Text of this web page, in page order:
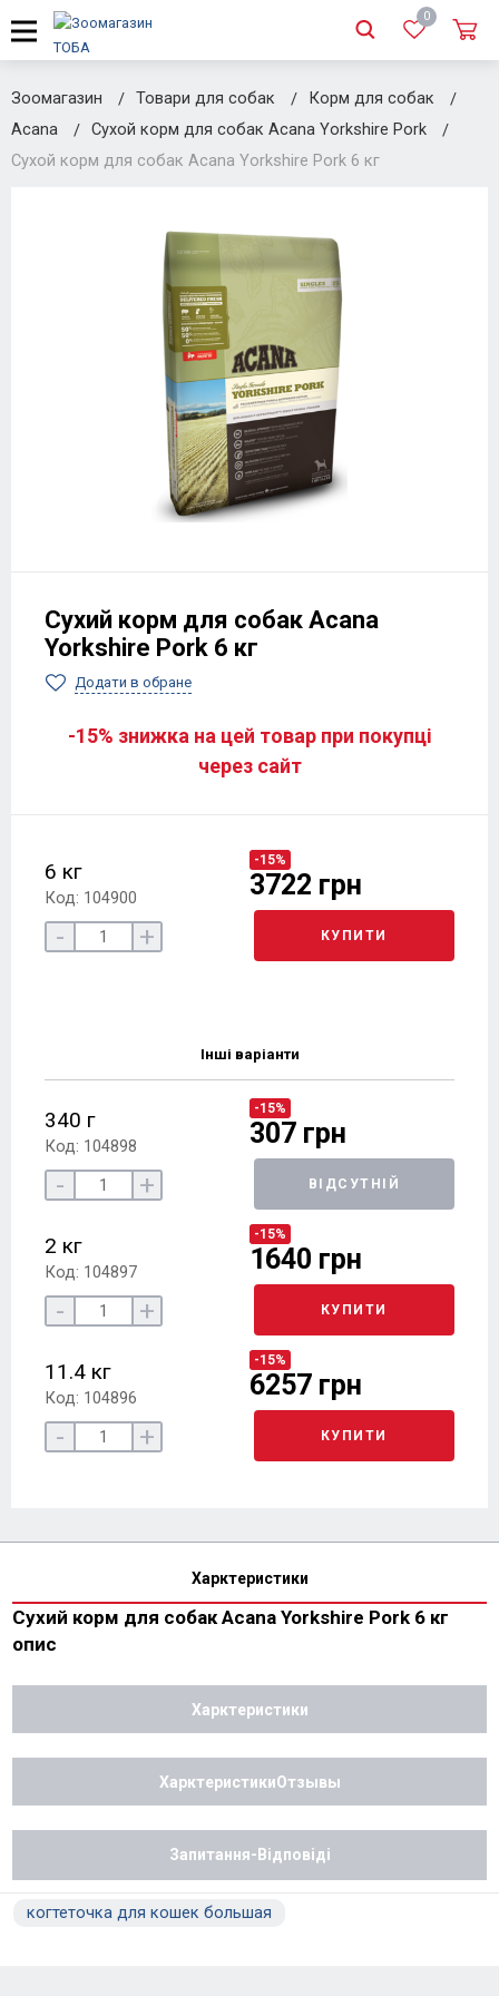
0
Зоомагазин Товари для собак
Корм для собак
Acana
Сухой корм для собак Acana Yorkshire Pork
Сухой корм для собак Acana Yorkshire Pork 6 кг
Сухий корм для собак Acana
Yorkshire Pork 6 кг
Додати в обране
-15% знижка на цей товар при покупці
через сайт
6 кг
Код: 104900
-15%
3722 грн
- + КУПИТИ
Інші варіанти
340 г
Код: 104898
-15%
307 грн
- + ВІДСУТНІЙ
2 кг
Код: 104897
-15%
1640 грн
- + КУПИТИ
11.4 кг
Код: 104896
-15%
6257 грн
- + КУПИТИ
Харктеристики
Сухий корм для собак Acana Yorkshire Pork 6 кг
опис
Харктеристики
ХарктеристикиОтзывы
Запитання-Відповіді
когтеточка для кошек большая